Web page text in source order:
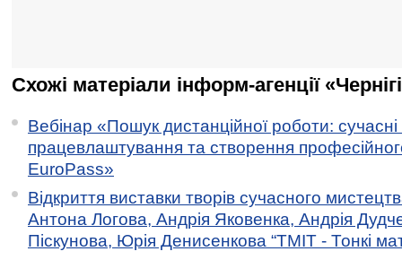
Схожі матеріали інформ-агенції
Вебінар «Пошук дистанційної роботи:
працевлаштування та створення
EuroPass»
Відкриття виставки творів сучасного
Антона Логова, Андрія Яковенка, Андрія
Піскунова, Юрія Денисенкова “ТМІТ - Тонкі